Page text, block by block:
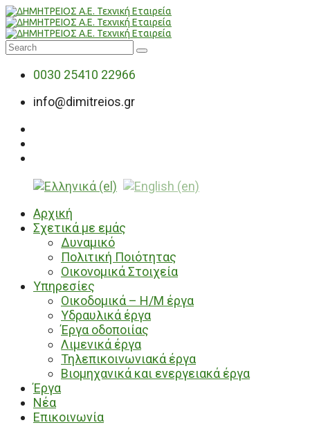
0030 25410 22966
info@dimitreios.gr
Αρχική
Σχετικά με εμάς
Δυναμικό
Πολιτική Ποιότητας
Οικονομικά Στοιχεία
Υπηρεσίες
Οικοδομικά – Η/Μ έργα
Υδραυλικά έργα
Έργα οδοποιίας
Λιμενικά έργα
Τηλεπικοινωνιακά έργα
Βιομηχανικά και ενεργειακά έργα
Έργα
Νέα
Επικοινωνία